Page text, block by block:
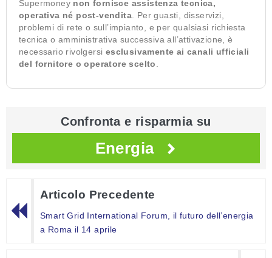
Supermoney non fornisce assistenza tecnica,
operativa né post-vendita . Per guasti, disservizi,
problemi di rete o sull’impianto, e per qualsiasi richiesta
tecnica o amministrativa successiva all’attivazione, è
necessario rivolgersi esclusivamente ai canali ufficiali
del fornitore o operatore scelto
Confronta e risparmia su
Energia
Articolo Precedente
Smart Grid International Forum, il futuro dell’energia
a Roma il 14 aprile